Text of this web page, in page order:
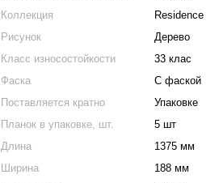
Коллекция
Residence
Рисунок
Дерево
Класс износостойкости
33 клас
Фаска
С фаской
Поставляется кратно
Упаковке
Планок в упаковке, шт.
5 шт
Длина
1375 мм
Ширина
188 мм